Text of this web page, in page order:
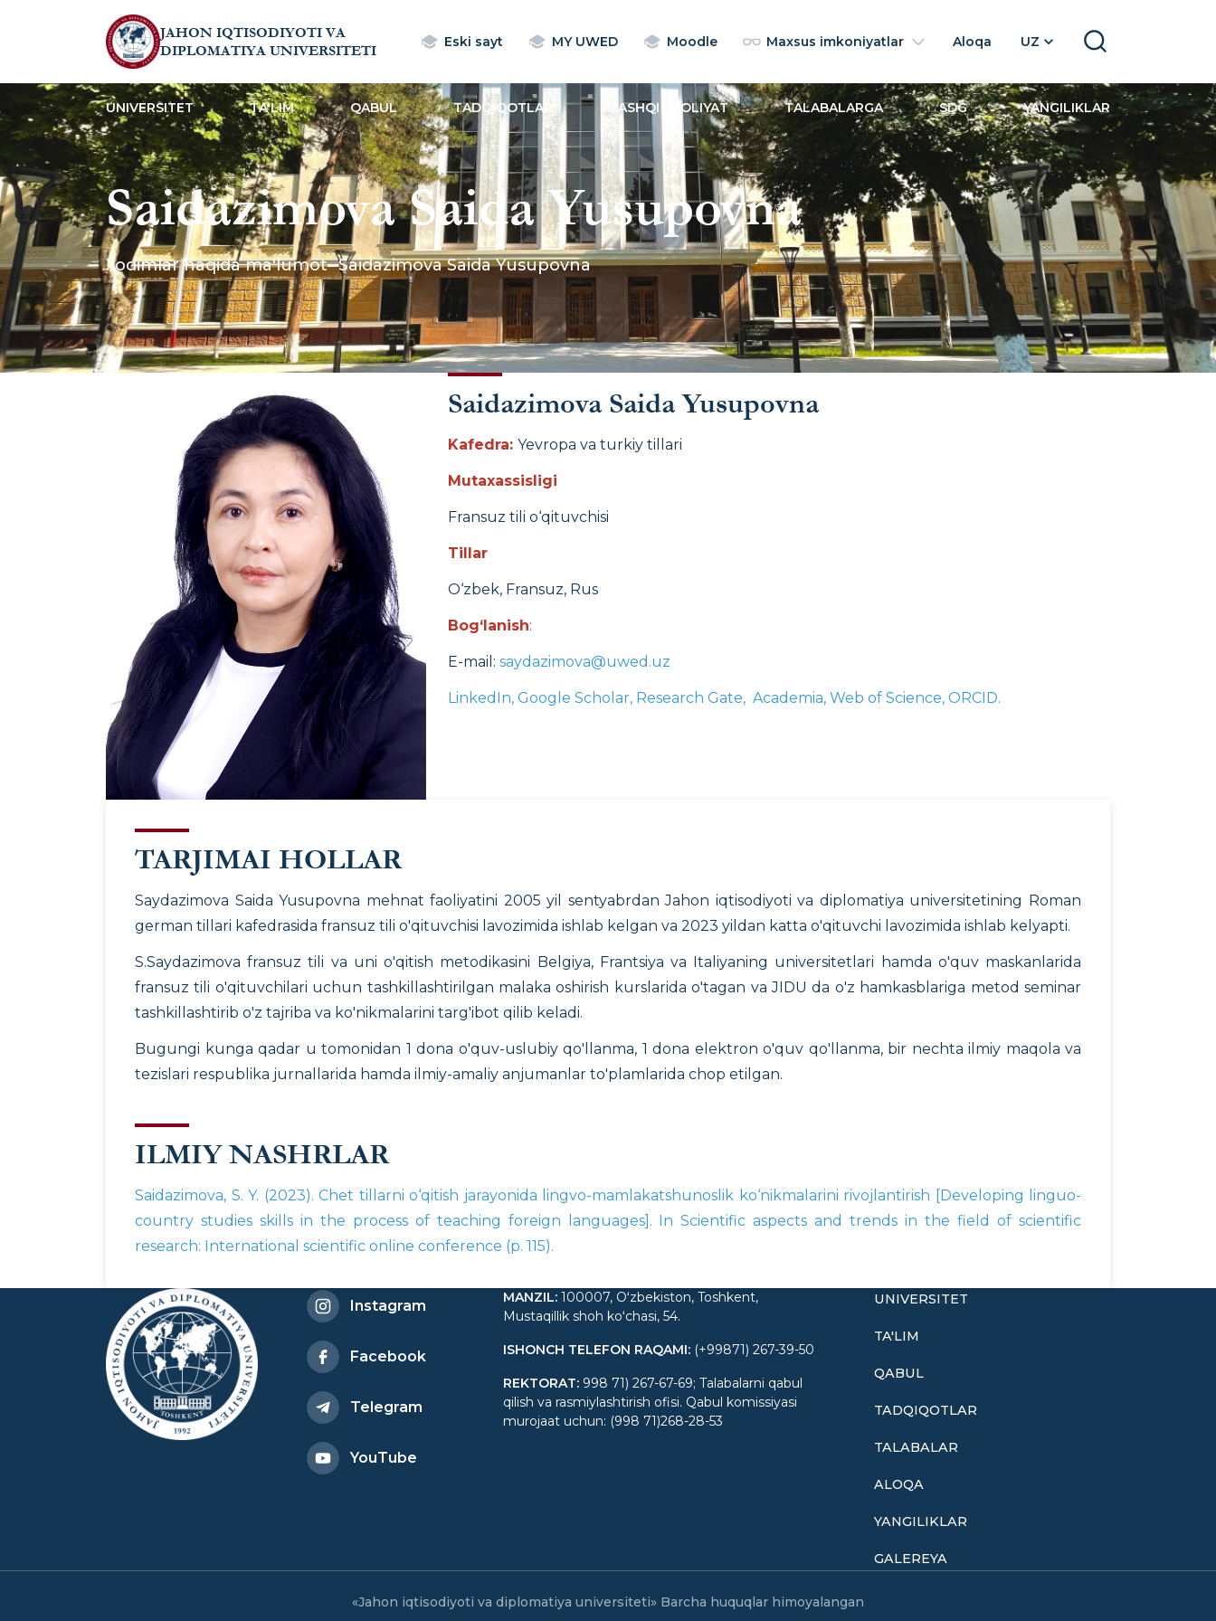
JAHON IQTISODIYOTI VA
DIPLOMATIYA UNIVERSITETI
Eski sayt MY UWED Moodle Maxsus imkoniyatlar Aloqa UZ SEARCH
UNIVERSITET TA'LIM QABUL TADQIQOTLAR TASHQI FAOLIYAT TALABALARGA SDG YANGILIKLAR
Saidazimova Saida Yusupovna
Xodimlar haqida ma'lumot Saidazimova Saida Yusupovna
Saidazimova Saida Yusupovna
Kafedra: Yevropa va turkiy tillari
Mutaxassisligi
Fransuz tili o‘qituvchisi
Tillar
O‘zbek, Fransuz, Rus
Bog‘lanish:
E-mail: saydazimova@uwed.uz
LinkedIn, Google Scholar, Research Gate, Academia, Web of Science, ORCID.
TARJIMAI HOLLAR
Saydazimova Saida Yusupovna mehnat faoliyatini 2005 yil sentyabrdan Jahon iqtisodiyoti va diplomatiya universitetining Roman
german tillari kafedrasida fransuz tili o'qituvchisi lavozimida ishlab kelgan va 2023 yildan katta o'qituvchi lavozimida ishlab kelyapti.
S.Saydazimova fransuz tili va uni o'qitish metodikasini Belgiya, Frantsiya va Italiyaning universitetlari hamda o'quv maskanlarida
fransuz tili o'qituvchilari uchun tashkillashtirilgan malaka oshirish kurslarida o'tagan va JIDU da o'z hamkasblariga metod seminar
tashkillashtirib o'z tajriba va ko'nikmalarini targ'ibot qilib keladi.
Bugungi kunga qadar u tomonidan 1 dona o'quv-uslubiy qo'llanma, 1 dona elektron o'quv qo'llanma, bir nechta ilmiy maqola va
tezislari respublika jurnallarida hamda ilmiy-amaliy anjumanlar to'plamlarida chop etilgan.
ILMIY NASHRLAR
Saidazimova, S. Y. (2023). Chet tillarni o‘qitish jarayonida lingvo-mamlakatshunoslik ko‘nikmalarini rivojlantirish [Developing linguo-
country studies skills in the process of teaching foreign languages]. In Scientific aspects and trends in the field of scientific
research: International scientific online conference (p. 115).
Instagram
Facebook
Telegram
YouTube
MANZIL: 100007, Oʻzbekiston, Toshkent,
Mustaqillik shoh koʻchasi, 54.
ISHONCH TELEFON RAQAMI: (+99871) 267-39-50
REKTORAT: 998 71) 267-67-69; Talabalarni qabul
qilish va rasmiylashtirish ofisi. Qabul komissiyasi
murojaat uchun: (998 71)268-28-53
UNIVERSITET
TA'LIM
QABUL
TADQIQOTLAR
TALABALAR
ALOQA
YANGILIKLAR
GALEREYA
«Jahon iqtisodiyoti va diplomatiya universiteti» Barcha huquqlar himoyalangan